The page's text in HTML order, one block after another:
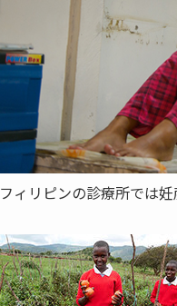
フィリピンの診療所では